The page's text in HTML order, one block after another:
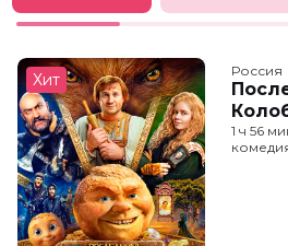
Хит Россия
1 ч 56